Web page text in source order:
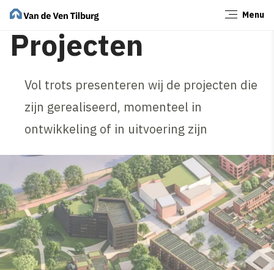
Menu
Projecten
Vol trots presenteren wij de projecten die
zijn gerealiseerd, momenteel in
ontwikkeling of in uitvoering zijn
Sluiten